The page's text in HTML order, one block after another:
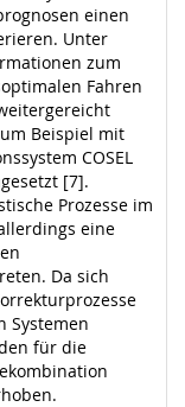
einen
Unter
zum
Fahren
Beispiel mit
COSEL
[7].
Prozesse im
eine
Da sich
Systemen
für die